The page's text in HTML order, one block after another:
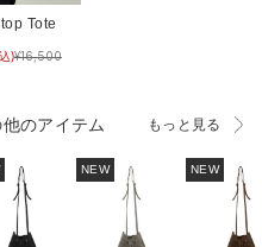
Tote
)¥16,500
のアイテム もっと見る
NEW NEW